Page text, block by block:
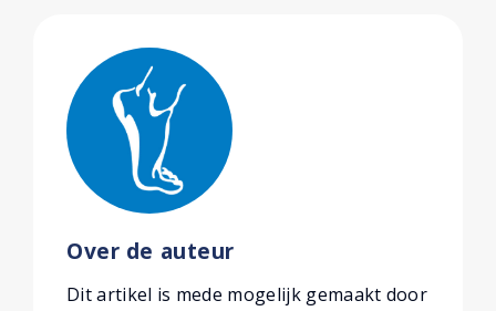
Over de auteur
Dit artikel is mede mogelijk gemaakt door